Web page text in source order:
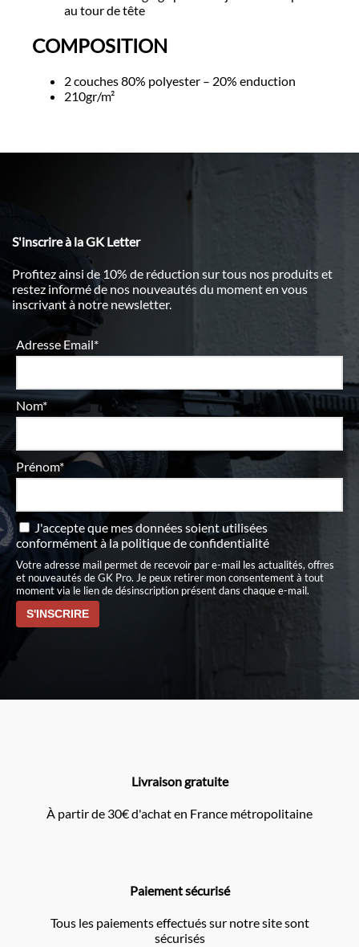
au tour de tête
COMPOSITION
2 couches 80% polyester – 20% enduction
210gr/m²
S'inscrire à la GK Letter
Profitez ainsi de 10% de réduction sur tous nos produits et
restez informé de nos nouveautés du moment en vous
inscrivant à notre newsletter.
Adresse Email*
Nom*
Prénom*
J'accepte que mes données soient utilisées
conformément àla politique de confidentialité
Votre adresse mail permet de recevoir par e-mail les actualités, offres
et nouveautés de GK Pro. Je peux retirer mon consentement à tout
moment via le lien de désinscription présent dans chaque e-mail.
Livraison gratuite
À partir de 30€ d'achat en France métropolitaine
Paiement sécurisé
Tous les paiements effectués sur notre site sont
sécurisés